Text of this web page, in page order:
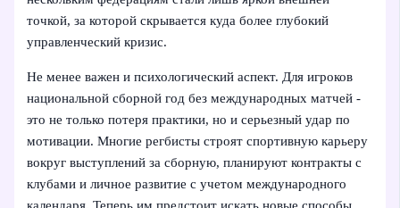
точкой, за которой скрывается куда более глубокий
управленческий кризис.
Не менее важен и психологический аспект. Для игроков
национальной сборной год без международных матчей -
это не только потеря практики, но и серьезный удар по
мотивации. Многие регбисты строят спортивную карьеру
вокруг выступлений за сборную, планируют контракты с
клубами и личное развитие с учетом международного
календаря. Теперь им предстоит искать новые способы